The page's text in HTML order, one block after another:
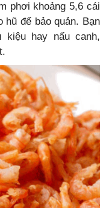
phơi khoảng 5,6 cái
hũ để bảo quản. Bạn
hay nấu canh,